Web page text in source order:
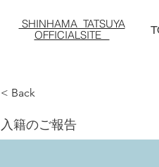
SHINHAMA TATSUYA
OFFICIALSITE ​
< Back
入籍のご報告